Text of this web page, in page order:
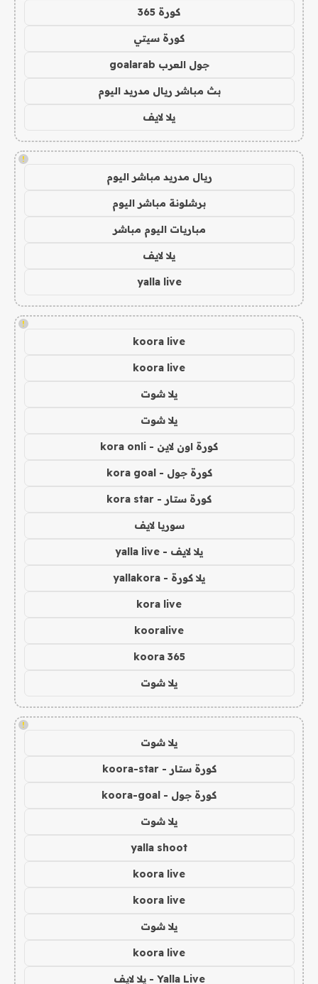
كورة 365
كورة سيتي
جول العرب goalarab
بث مباشر ريال مدريد اليوم
يلا لايف
!
ريال مدريد مباشر اليوم
برشلونة مباشر اليوم
مباريات اليوم مباشر
يلا لايف
yalla live
!
koora live
koora live
يلا شوت
يلا شوت
كورة اون لاين - kora onli
كورة جول - kora goal
كورة ستار - kora star
سوريا لايف
يلا لايف - yalla live
يلا كورة - yallakora
kora live
kooralive
koora 365
يلا شوت
!
يلا شوت
كورة ستار - koora-star
كورة جول - koora-goal
يلا شوت
yalla shoot
koora live
koora live
يلا شوت
koora live
Yalla Live - يلا لايف